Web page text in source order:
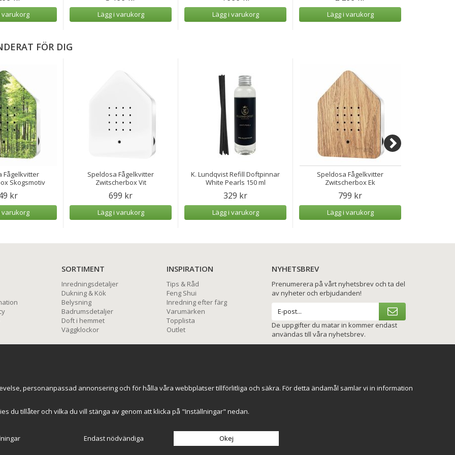
varukorg Lägg i varukorg Lägg i varukorg Lägg i varukorg
FÖR DIG
Fågelkvitter
Skogsmotiv
kr
varukorg
Speldosa Fågelkvitter
Zwitscherbox Vit
699 kr
Lägg i varukorg
K. Lundqvist Refill Doftpinnar
White Pearls 150 ml
329 kr
Lägg i varukorg
Speldosa Fågelkvitter
Zwitscherbox Ek
799 kr
Lägg i varukorg
SORTIMENT
Inredningsdetaljer
Dukning & Kök
Belysning
Badrumsdetaljer
Doft i hemmet
Väggklockor
INSPIRATION
Tips & Råd
Feng Shui
Inredning efter färg
Varumärken
Topplista
Outlet
NYHETSBREV
Prenumerera på vårt nyhetsbrev och ta del
av nyheter och erbjudanden!
De uppgifter du matar in kommer endast
användas till våra nyhetsbrev.
personanpassad annonsering och för hålla våra webbplatser tillförlitliga och säkra. För detta ändamål samlar vi in information
du tillåter och vilka du vill stänga av genom att klicka på "Inställningar" nedan.
Endast nödvändiga Okej